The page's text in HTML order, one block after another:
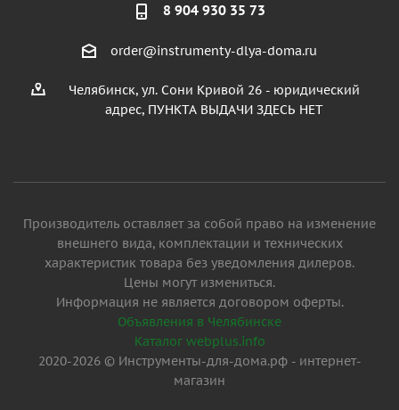
8 904 930 35 73
order@instrumenty-dlya-doma.ru
Челябинск, ул. Сони Кривой 26 - юридический
адрес, ПУНКТА ВЫДАЧИ ЗДЕСЬ НЕТ
Производитель оставляет за собой право на изменение
внешнего вида, комплектации и технических
характеристик товара без уведомления дилеров.
Цены могут измениться.
Информация не является договором оферты.
Объявления в Челябинске
Каталог webplus.info
2020-2026 © Инструменты-для-дома.рф - интернет-
магазин